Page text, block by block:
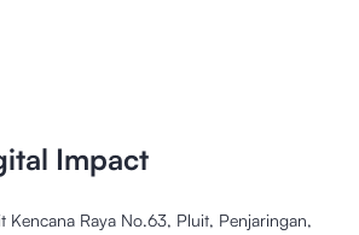
Impact
Kencana Raya No.63, Pluit, Penjaringan,